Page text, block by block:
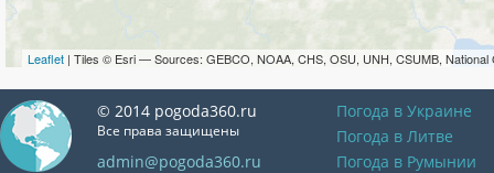
Leaflet | Tiles © Esri — Sources: GEBCO, NOAA, CHS, OSU, UNH, CSUMB, National
© 2014 pogoda360.ru
Все права защищены
admin@pogoda360.ru
Погода в Украине
Погода в Литве
Погода в Румынии